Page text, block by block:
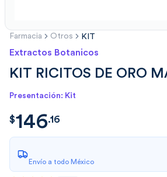
Farmacia Otros KIT
Extractos Botanicos
KIT RICITOS DE ORO
Presentación: Kit
$146.164872
$146.16
Envío a todo México